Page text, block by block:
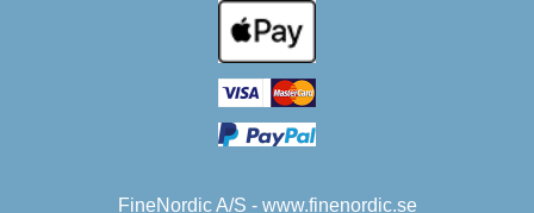
FineNordic A/S - www.finenordic.se